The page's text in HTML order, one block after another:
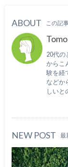
ABOUT この記
Tomo
20代の
からこ
験を経
などか
しいと
NEW POST 最